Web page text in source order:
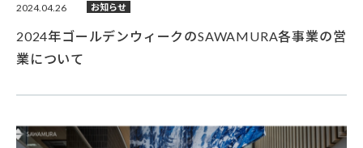
2024.04.26 お知らせ
2024年ゴールデンウィークのSAWAMURA各事業の営
業について